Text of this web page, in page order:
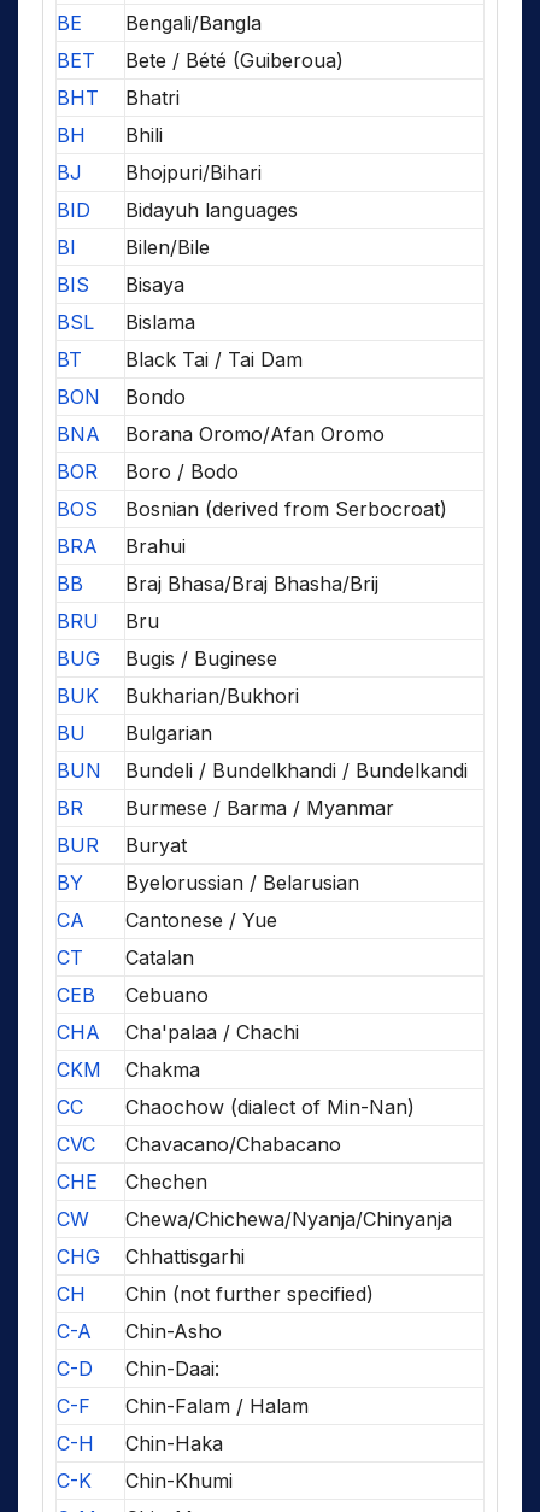
BE
Bengali/Bangla
BET
Bete / Bété (Guiberoua)
BHT
Bhatri
BH
Bhili
BJ
Bhojpuri/Bihari
BID
Bidayuh languages
BI
Bilen/Bile
BIS
Bisaya
BSL
Bislama
BT
Black Tai / Tai Dam
BON
Bondo
BNA
Borana Oromo/Afan Oromo
BOR
Boro / Bodo
BOS
Bosnian (derived from Serbocroat)
BRA
Brahui
BB
Braj Bhasa/Braj Bhasha/Brij
BRU
Bru
BUG
Bugis / Buginese
BUK
Bukharian/Bukhori
BU
Bulgarian
BUN
Bundeli / Bundelkhandi / Bundelkandi
BR
Burmese / Barma / Myanmar
BUR
Buryat
BY
Byelorussian / Belarusian
CA
Cantonese / Yue
CT
Catalan
CEB
Cebuano
CHA
Cha'palaa / Chachi
CKM
Chakma
CC
Chaochow (dialect of Min-Nan)
CVC
Chavacano/Chabacano
CHE
Chechen
CW
Chewa/Chichewa/Nyanja/Chinyanja
CHG
Chhattisgarhi
CH
Chin (not further specified)
C-A
Chin-Asho
C-D
Chin-Daai:
C-F
Chin-Falam / Halam
C-H
Chin-Haka
C-K
Chin-Khumi